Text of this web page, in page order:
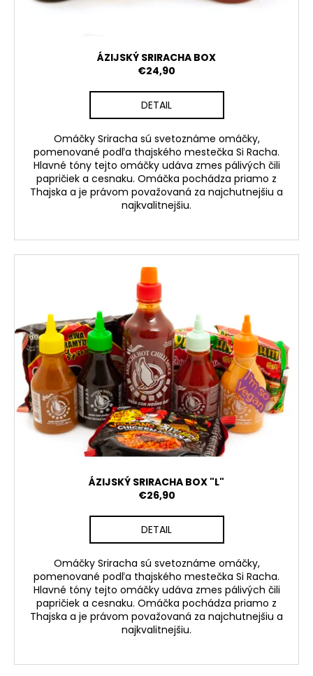
ÁZIJSKÝ SRIRACHA BOX
€24,90
DETAIL
Omáčky Sriracha sú svetoznáme omáčky,
pomenované podľa thajského mestečka Si Racha.
Hlavné tóny tejto omáčky udáva zmes pálivých čili
papričiek a cesnaku. Omáčka pochádza priamo z
Thajska a je právom považovaná za najchutnejšiu a
najkvalitnejšiu.
ÁZIJSKÝ SRIRACHA BOX "L"
€26,90
DETAIL
Omáčky Sriracha sú svetoznáme omáčky,
pomenované podľa thajského mestečka Si Racha.
Hlavné tóny tejto omáčky udáva zmes pálivých čili
papričiek a cesnaku. Omáčka pochádza priamo z
Thajska a je právom považovaná za najchutnejšiu a
najkvalitnejšiu.